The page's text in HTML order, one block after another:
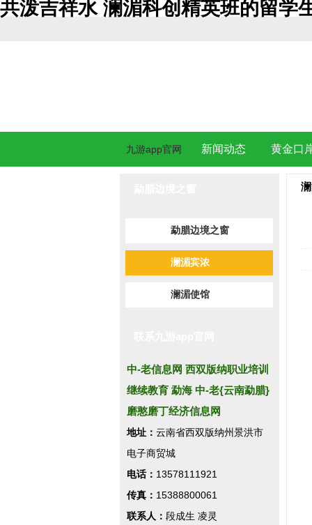
共泼吉祥水 澜湄科创精英班的留学
九游app官网 新闻动态 黄金口
勐腊边境之窗
澜湄宾浓
澜湄使馆
中-老信息网 西双版纳职业培训
继续教育 勐海 中-老{云南勐腊}
磨憨磨丁经济信息网
地址： 云南省西双版纳州景洪市
电子商贸城
电话： 13578111921
传真： 15388800061
联系人： 段成生 凌灵